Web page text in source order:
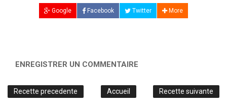
Google Facebook Twitter More
ENREGISTRER UN COMMENTAIRE
Recette precedente Recette suivante
Accueil